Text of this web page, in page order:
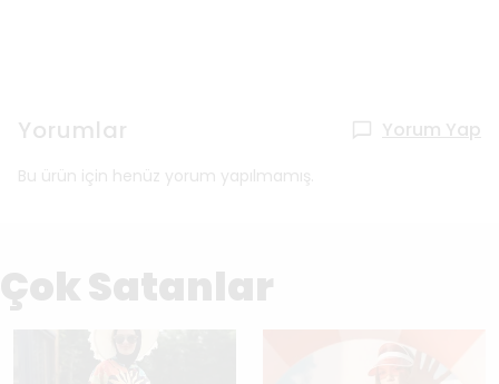
Yorumlar Yorum Yap
Bu ürün için henüz yorum yapılmamış.
Çok Satanlar